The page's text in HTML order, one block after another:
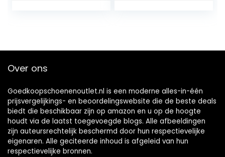
Buitensporten,37
Over ons
Goedkoopschoenenoutlet.nl is een moderne alles-in-één
prijsvergelijkings- en beoordelingswebsite die de beste deals
biedt die beschikbaar zijn op amazon en u op de hoogte
houdt via de laatst toegevoegde blogs. Alle afbeeldingen
zijn auteursrechtelijk beschermd door hun respectievelijke
eigenaren. Alle geciteerde inhoud is afgeleid van hun
respectievelijke bronnen.